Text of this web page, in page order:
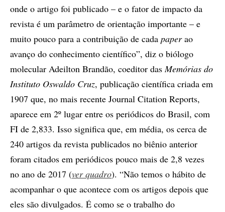
onde o artigo foi publicado – e o fator de impacto da
revista é um parâmetro de orientação importante – e
muito pouco para a contribuição de cada paperao
avanço do conhecimento científico”, diz o biólogo
molecular Adeilton Brandão, coeditor das Memórias do
Instituto Oswaldo Cruz, publicação científica criada em
1907 que, no mais recente Journal Citation Reports,
aparece em 2º lugar entre os periódicos do Brasil, com
FI de 2,833. Isso significa que, em média, os cerca de
240 artigos da revista publicados no biênio anterior
foram citados em periódicos pouco mais de 2,8 vezes
no ano de 2017 (ver quadro). “Não temos o hábito de
acompanhar o que acontece com os artigos depois que
eles são divulgados. É como se o trabalho do